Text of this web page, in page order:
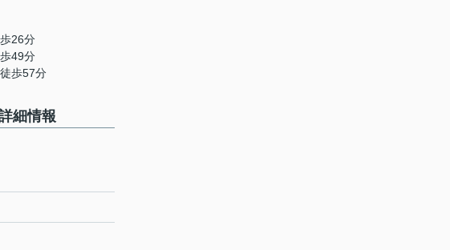
26分
49分
徒歩57分
細情報